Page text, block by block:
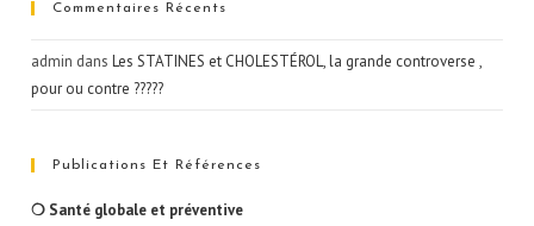
Commentaires Récents
admin dansLes STATINES et CHOLESTÉROL, la grande controverse ,
pour ou contre ?????
Publications Et Références
❍ Santé globale et préventive